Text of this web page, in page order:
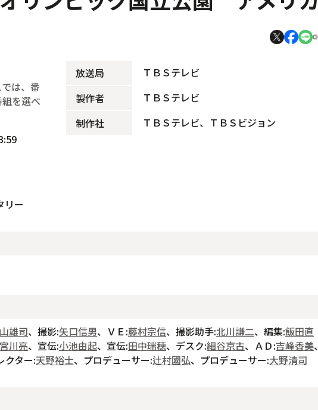
は、番
を選べ
リー
放送局
ＴＢＳテレビ
製作者
ＴＢＳテレビ
制作社
ＴＢＳテレビ、ＴＢＳビジョン
雄司、撮影:矢口信男、ＶＥ:藤村宗信、撮影助手:北川謙二、編集:飯田直
宮川亮、宣伝:小池由起、宣伝:田中瑞穂、デスク:細谷京古、ＡＤ:吉峰香美、
クター:天野裕士、プロデューサー:辻村國弘、プロデューサー:大野清司